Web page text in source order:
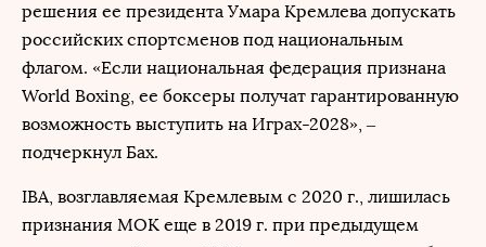
решения ее президента Умара Кремлева допускать
российских спортсменов под национальным
флагом. «Если национальная федерация признана
World Boxing, ее боксеры получат гарантированную
возможность выступить на Играх-2028», –
подчеркнул Бах.
IBA, возглавляемая Кремлевым с 2020 г., лишилась
признания МОК еще в 2019 г. при предыдущем